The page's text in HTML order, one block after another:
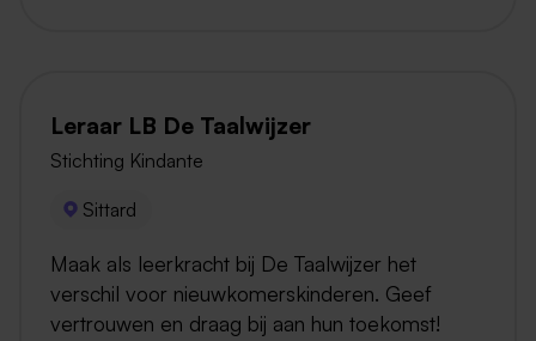
Leraar LB De Taalwijzer
Stichting Kindante
Sittard
Maak als leerkracht bij De Taalwijzer het
verschil voor nieuwkomerskinderen. Geef
vertrouwen en draag bij aan hun toekomst!